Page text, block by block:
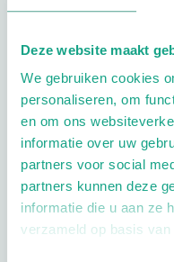
Deze website maakt
We gebruiken cookies
personaliseren, om
en om ons
informatie over uw
partners voor social
partners kunnen deze
informatie die u aan ze
verzameld op basis
Extra opties